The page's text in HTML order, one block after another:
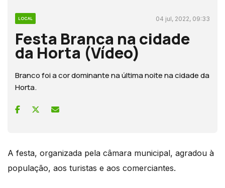
LOCAL 04 jul, 2022, 09:33
Festa Branca na cidade
da Horta (Vídeo)
Branco foi a cor dominante na última noite na cidade da
Horta.
A festa, organizada pela câmara municipal, agradou à
população, aos turistas e aos comerciantes.